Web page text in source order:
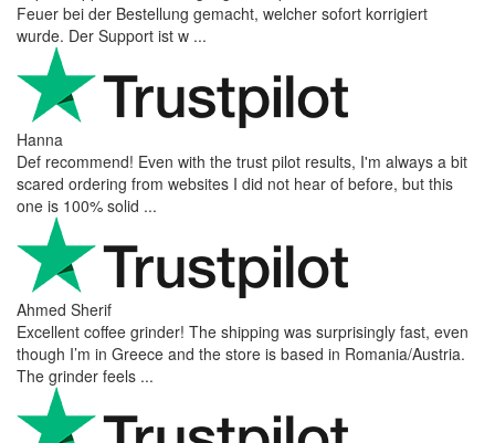
Feuer bei der Bestellung gemacht, welcher sofort korrigiert
wurde. Der Support ist w ...
Hanna
Def recommend! Even with the trust pilot results, I'm always a bit
scared ordering from websites I did not hear of before, but this
one is 100% solid ...
Ahmed Sherif
Excellent coffee grinder! The shipping was surprisingly fast, even
though I’m in Greece and the store is based in Romania/Austria.
The grinder feels ...